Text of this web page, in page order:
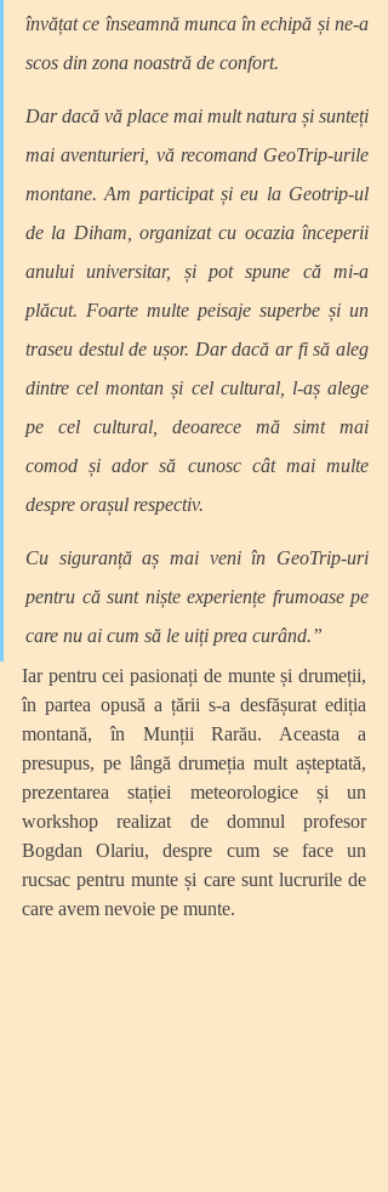
învățat ce înseamnă munca în echipă și ne-a
scos din zona noastră de confort.
Dar dacă vă place mai mult natura și sunteți
mai aventurieri, vă recomand GeoTrip-urile
montane. Am participat și eu la Geotrip-ul
de la Diham, organizat cu ocazia începerii
anului universitar, și pot spune că mi-a
plăcut. Foarte multe peisaje superbe și un
traseu destul de ușor. Dar dacă ar fi să aleg
dintre cel montan și cel cultural, l-aș alege
pe cel cultural, deoarece mă simt mai
comod și ador să cunosc cât mai multe
despre orașul respectiv.
Cu siguranță aș mai veni în GeoTrip-uri
pentru că sunt niște experiențe frumoase pe
care nu ai cum să le uiți prea curând.”
Iar pentru cei pasionați de munte și drumeții,
în partea opusă a țării s-a desfășurat ediția
montană, în Munții Rarău. Aceasta a
presupus, pe lângă drumeția mult așteptată,
prezentarea stației meteorologice și un
workshop realizat de domnul profesor
Bogdan Olariu, despre cum se face un
rucsac pentru munte și care sunt lucrurile de
care avem nevoie pe munte.